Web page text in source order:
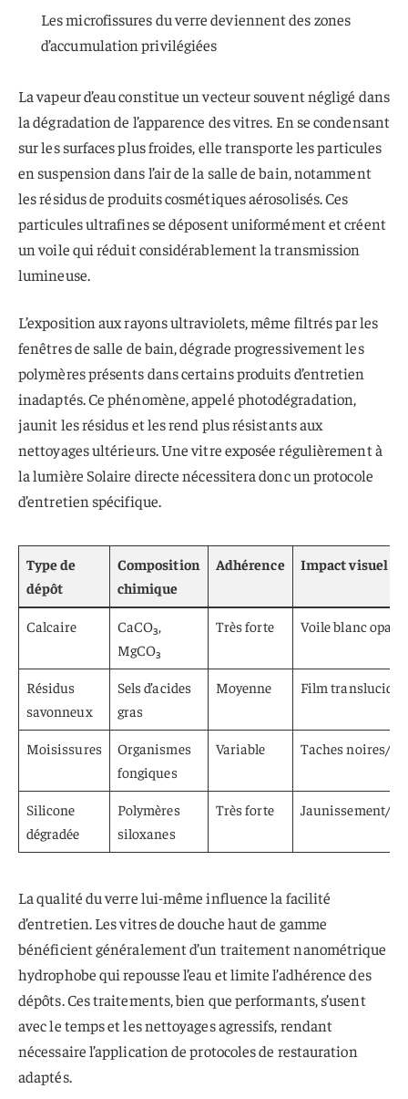
Les microfissures du verre deviennent des zones
d’accumulation privilégiées
La vapeur d’eau constitue un vecteur souvent négligé dans
la dégradation de l’apparence des vitres. En se condensant
sur les surfaces plus froides, elle transporte les particules
en suspension dans l’air de la salle de bain, notamment
les résidus de produits cosmétiques aérosolisés. Ces
particules ultrafines se déposent uniformément et créent
un voile qui réduit considérablement la transmission
lumineuse.
L’exposition aux rayons ultraviolets, même filtrés par les
fenêtres de salle de bain, dégrade progressivement les
polymères présents dans certains produits d’entretien
inadaptés. Ce phénomène, appelé photodégradation,
jaunit les résidus et les rend plus résistants aux
nettoyages ultérieurs. Une vitre exposée régulièrement à
la lumière Solaire directe nécessitera donc un protocole
d’entretien spécifique.
Type de
dépôt
Composition
chimique
Adhérence Impact visuel
Calcaire
CaCO₃,
MgCO₃
Très forte Voile blanc
Résidus
savonneux
Sels d’acides
gras
Moyenne Film translucide
Moisissures
Organismes
fongiques
Variable Taches noires/
Silicone
dégradée
Polymères
siloxanes
Très forte Jaunissement/
La qualité du verre lui-même influence la facilité
d’entretien. Les vitres de douche haut de gamme
bénéficient généralement d’un traitement nanométrique
hydrophobe qui repousse l’eau et limite l’adhérence des
dépôts. Ces traitements, bien que performants, s’usent
avec le temps et les nettoyages agressifs, rendant
nécessaire l’application de protocoles de restauration
adaptés.